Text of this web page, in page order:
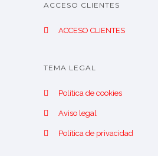
ACCESO CLIENTES
ACCESO CLIENTES
TEMA LEGAL
Política de cookies
Aviso legal
Política de privacidad